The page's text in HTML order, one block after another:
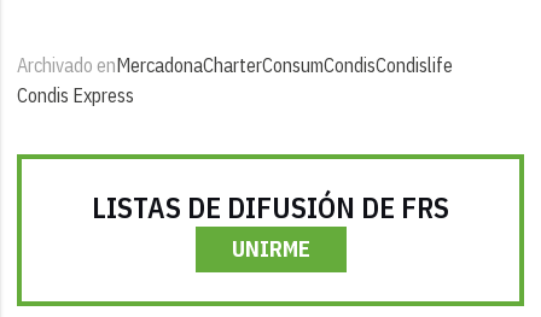
Archivado enMercadonaCharterConsumCondisCondislife
Condis Express
LISTAS DE DIFUSIÓN DE FRS
UNIRME